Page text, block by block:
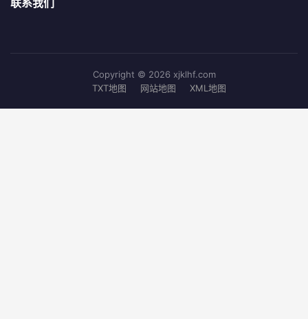
联系我们
Copyright © 2026 xjklhf.com
TXT地图
网站地图 XML地图